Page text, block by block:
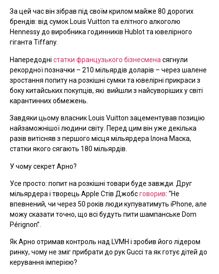
За цей час він зібрав під своїм крилом майже 80 дорогих
брендів: від сумок Louis Vuitton та елітного алкоголю
Hennessy до виробника годинників Hublot та ювелірного
гіганта Tiffany.
Напередодні статки французького бізнесмена сягнули
рекордної позначки – 210 мільярдів доларів – через шалене
зростання попиту на розкішні сумки та ювелірні прикраси з
боку китайських покупців, які вийшли з найсуворіших у світі
карантинних обмежень.
Завдяки цьому власник Louis Vuitton зацементував позицію
найзаможнішої людини світу. Перед цим він уже декілька
разів витісняв з першого місця мільярдера Ілона Маска,
статки якого сягають 180 мільярдів.
У чому секрет Арно?
Усе просто: попит на розкішні товари буде завжди. Друг
мільярдера і творець Apple Стів Джобсговорив: “Не
впевнений, чи через 50 років люди купуватимуть iPhone, але
можу сказати точно, що всі будуть пити шампанське Dom
Pérignon”.
Як Арно отримав контроль над LVMH і зробив його лідером
ринку, чому не зміг прибрати до рук Gucci та як готує дітей до
керування імперією?